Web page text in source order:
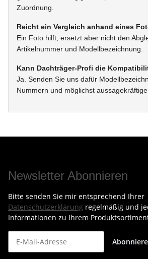
Zuordnung.
Reicht ein Vergleich anhand eines
Ein Foto hilft, ersetzt aber nicht den
Artikelnummer und Modellbezeichnung.
Kann Dachträger-Profi die
Ja. Senden Sie uns dafür
Nummern und möglichst aussagekräftige
Newsletter Abonnieren
Bitte senden Sie mir entsprechend Ihrer
Datenschutzerklärung regelmäßig und
Informationen zu Ihrem